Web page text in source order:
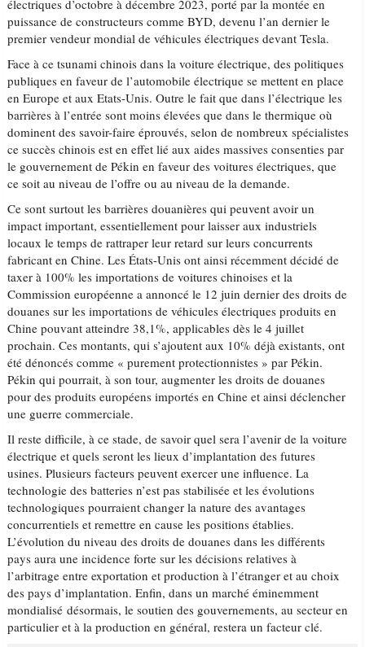
électriques d’octobre à décembre 2023, porté par la montée en
puissance de constructeurs comme BYD, devenu l’an dernier le
premier vendeur mondial de véhicules électriques devant Tesla.
Face à ce tsunami chinois dans la voiture électrique, des politiques
publiques en faveur de l’automobile électrique se mettent en place
en Europe et aux Etats-Unis. Outre le fait que dans l’électrique les
barrières à l’entrée sont moins élevées que dans le thermique où
dominent des savoir-faire éprouvés, selon de nombreux spécialistes
ce succès chinois est en effet lié aux aides massives consenties par
le gouvernement de Pékin en faveur des voitures électriques, que
ce soit au niveau de l’offre ou au niveau de la demande.
Ce sont surtout les barrières douanières qui peuvent avoir un
impact important, essentiellement pour laisser aux industriels
locaux le temps de rattraper leur retard sur leurs concurrents
fabricant en Chine. Les États-Unis ont ainsi récemment décidé de
taxer à 100% les importations de voitures chinoises et la
Commission européenne a annoncé le 12 juin dernier des droits de
douanes sur les importations de véhicules électriques produits en
Chine pouvant atteindre 38,1%, applicables dès le 4 juillet
prochain. Ces montants, qui s’ajoutent aux 10% déjà existants, ont
été dénoncés comme « purement protectionnistes » par Pékin.
Pékin qui pourrait, à son tour, augmenter les droits de douanes
pour des produits européens importés en Chine et ainsi déclencher
une guerre commerciale.
Il reste difficile, à ce stade, de savoir quel sera l’avenir de la voiture
électrique et quels seront les lieux d’implantation des futures
usines. Plusieurs facteurs peuvent exercer une influence. La
technologie des batteries n’est pas stabilisée et les évolutions
technologiques pourraient changer la nature des avantages
concurrentiels et remettre en cause les positions établies.
L’évolution du niveau des droits de douanes dans les différents
pays aura une incidence forte sur les décisions relatives à
l’arbitrage entre exportation et production à l’étranger et au choix
des pays d’implantation. Enfin, dans un marché éminemment
mondialisé désormais, le soutien des gouvernements, au secteur en
particulier et à la production en général, restera un facteur clé.